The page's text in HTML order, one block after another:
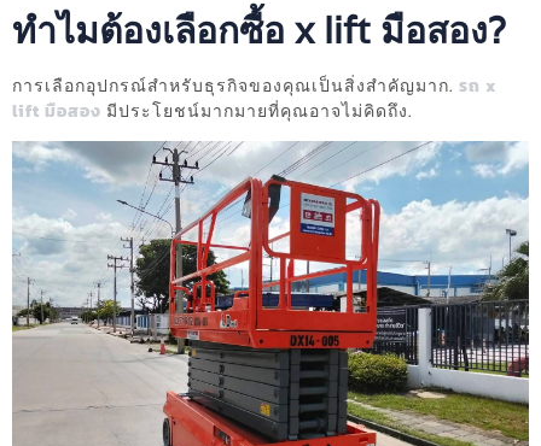
ทำไมต้องเลือกซื้อ x lift มือสอง?
การเลือกอุปกรณ์สำหรับธุรกิจของคุณเป็นสิ่งสำคัญมาก. รถ x
lift มือสอง มีประโยชน์มากมายที่คุณอาจไม่คิดถึง.